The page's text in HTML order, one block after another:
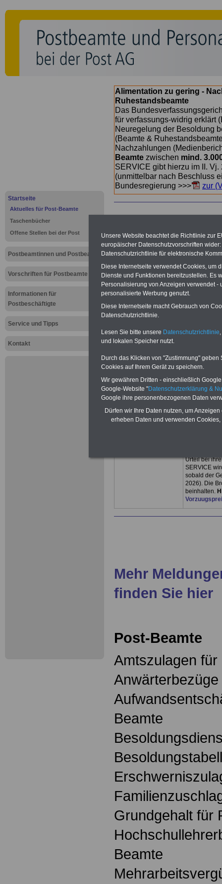
Startseite
Aktuelles für Post-Beamte
Taschenbücher
Offene Stellen bei der Post
Postbeamtinnen und Postbeamte
Vorschriften für Postbeamte
Informationen für
Postbeschäftigte
Service und Tipps
Kontakt
Alimentation zu gering -
Ruhestandsbeamte
Das
für verfassungs-widrig erklärt
Neuregelung der Besoldung
(Beamte &
Nachzahlungen
Beamte zwischen mind.
SERVICE gibt hierzu im II.
(unmittelbar nach Beschluss
Bundesregierung >>>
zur
Neu:
Leider erst
neuen
Beamtinnen
können mit
schreiben,
13.000 Euro
Kindern wird
im
Beamtenbe-
in den
Gesetz
Urteil bei
SERVICE
sobald der
2026). Die
beinhalten.
Mehr
finden Sie hier
Post-Beamte
Amtszulagen
Beamte
Grundgehalt für
Beamte
Unsere Website beachtet die Richtlinie zur
europäischer Datenschutzvorschriften
Datenschutzrichtlinie für elektronische
Diese Internetseite verwendet Cookies, um
Dienste und Funktionen bereitzustellen. Es
Personalisierung von Anzeigen verwendet
personalisierte Werbung genutzt.
Diese Internetseite macht Gebrauch von
Datenschutzrichtlinie.
Lesen Sie bitte unsere Datenschutzrichtlinie
und lokalen Speicher nutzt.
Durch das Klicken von "Zustimmung"
Cookies auf Ihrem Gerät zu speichern.
Wir gewähren Dritten - einschließlich
Google-Website "Datenschutzerklärung &
Google ihre personenbezogenen Daten
Dürfen wir Ihre Daten nutzen, um
erheben Daten und verwenden